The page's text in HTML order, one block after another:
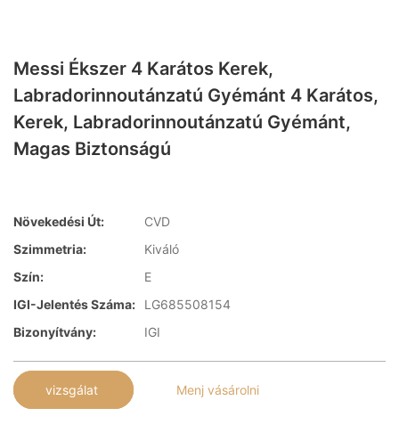
Messi Ékszer 4 Karátos Kerek,
Labradorinnoutánzatú Gyémánt 4 Karátos,
Kerek, Labradorinnoutánzatú Gyémánt,
Magas Biztonságú
Növekedési Út:
CVD
Szimmetria:
Kiváló
Szín:
E
IGI-Jelentés Száma:
LG685508154
Bizonyítvány:
IGI
vizsgálat Menj vásárolni